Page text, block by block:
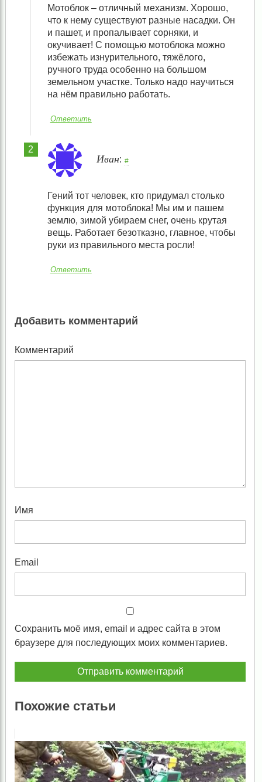
Мотоблок – отличный механизм. Хорошо,
что к нему существуют разные насадки. Он
и пашет, и пропалывает сорняки, и
окучивает! С помощью мотоблока можно
избежать изнурительного, тяжёлого,
ручного труда особенно на большом
земельном участке. Только надо научиться
на нём правильно работать.
Ответить
Иван: #
Гений тот человек, кто придумал столько
функция для мотоблока! Мы им и пашем
землю, зимой убираем снег, очень крутая
вещь. Работает безотказно, главное, чтобы
руки из правильного места росли!
Ответить
Добавить комментарий
Комментарий
Имя
Email
Сохранить моё имя, email и адрес сайта в этом
браузере для последующих моих комментариев.
Похожие статьи